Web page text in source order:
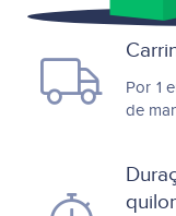
Por 1
de